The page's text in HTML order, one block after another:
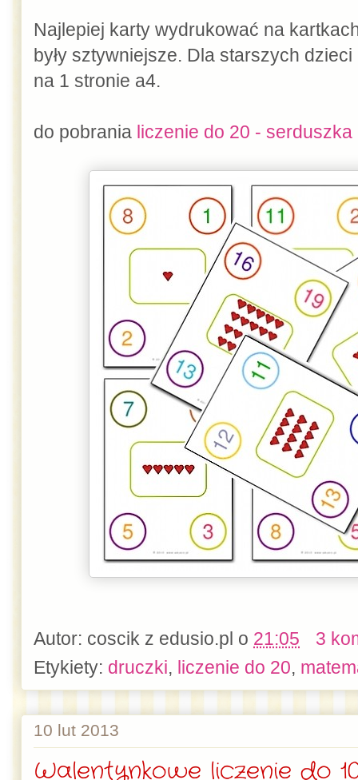
Najlepiej karty wydrukować na
były sztywniejsze. Dla starszych
na 1 stronie a4.
do pobrania liczenie do 20 - serduszka
Autor: coscik z edusio.pl o 21:05
3
Etykiety: druczki, liczenie do 20,
10 lut 2013
Walentynkowe liczenie do